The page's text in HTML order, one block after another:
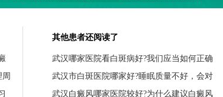
其他患者还阅读了
武汉哪家医院看白斑病好?我们应当如何正确
武汉市白斑医院哪家好?睡眠质量不好，会对
武汉白癜风哪家医院较好?为什么建议白癜风